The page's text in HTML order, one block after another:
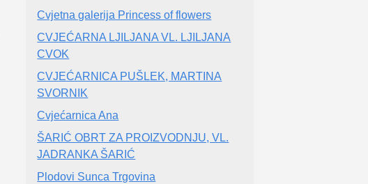
Cvjetna galerija Princess of flowers
CVJEĆARNA LJILJANA VL. LJILJANA
CVOK
CVJEĆARNICA PUŠLEK, MARTINA
SVORNIK
Cvjećarnica Ana
ŠARIĆ OBRT ZA PROIZVODNJU, VL.
JADRANKA ŠARIĆ
Plodovi Sunca Trgovina